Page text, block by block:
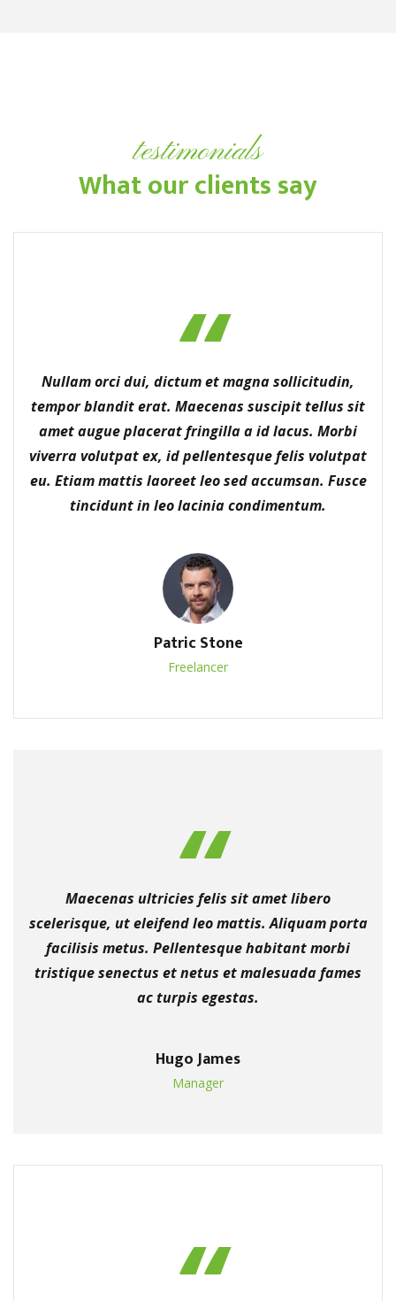
testimonials
What our clients say
Nullam orci dui, dictum et magna sollicitudin,
tempor blandit erat. Maecenas suscipit tellus sit
amet augue placerat fringilla a id lacus. Morbi
viverra volutpat ex, id pellentesque felis volutpat
eu. Etiam mattis laoreet leo sed accumsan. Fusce
tincidunt in leo lacinia condimentum.
Patric Stone
Freelancer
Maecenas ultricies felis sit amet libero
scelerisque, ut eleifend leo mattis. Aliquam porta
facilisis metus. Pellentesque habitant morbi
tristique senectus et netus et malesuada fames
ac turpis egestas.
Hugo James
Manager